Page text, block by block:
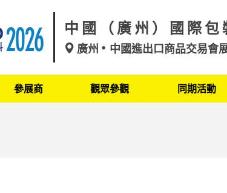
中國（廣州）國際包
廣州 中國進出口商品交易會
參展商 觀眾參觀 同期活動